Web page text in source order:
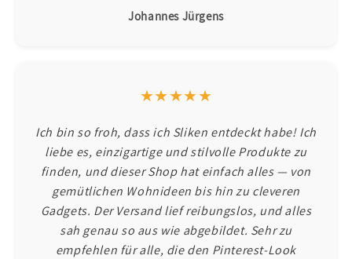
Johannes Jürgens
★★★★★
Ich bin so froh, dass ich Sliken entdeckt habe! Ich
liebe es, einzigartige und stilvolle Produkte zu
finden, und dieser Shop hat einfach alles — von
gemütlichen Wohnideen bis hin zu cleveren
Gadgets. Der Versand lief reibungslos, und alles
sah genau so aus wie abgebildet. Sehr zu
empfehlen für alle, die den Pinterest-Look